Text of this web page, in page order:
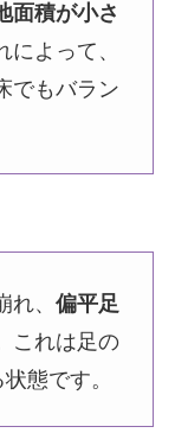
面積が小さ
によって、
でもバラン
れ、偏平足
これは足の
態です。